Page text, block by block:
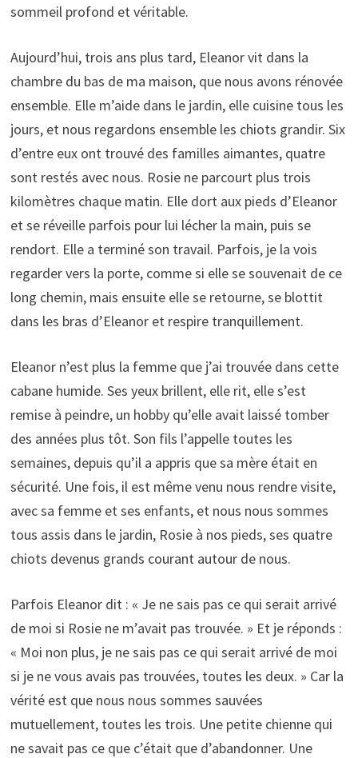
sommeil profond et véritable.
Aujourd’hui, trois ans plus tard, Eleanor vit dans la
chambre du bas de ma maison, que nous avons rénovée
ensemble. Elle m’aide dans le jardin, elle cuisine tous les
jours, et nous regardons ensemble les chiots grandir. Six
d’entre eux ont trouvé des familles aimantes, quatre
sont restés avec nous. Rosie ne parcourt plus trois
kilomètres chaque matin. Elle dort aux pieds d’Eleanor
et se réveille parfois pour lui lécher la main, puis se
rendort. Elle a terminé son travail. Parfois, je la vois
regarder vers la porte, comme si elle se souvenait de ce
long chemin, mais ensuite elle se retourne, se blottit
dans les bras d’Eleanor et respire tranquillement.
Eleanor n’est plus la femme que j’ai trouvée dans cette
cabane humide. Ses yeux brillent, elle rit, elle s’est
remise à peindre, un hobby qu’elle avait laissé tomber
des années plus tôt. Son fils l’appelle toutes les
semaines, depuis qu’il a appris que sa mère était en
sécurité. Une fois, il est même venu nous rendre visite,
avec sa femme et ses enfants, et nous nous sommes
tous assis dans le jardin, Rosie à nos pieds, ses quatre
chiots devenus grands courant autour de nous.
Parfois Eleanor dit : « Je ne sais pas ce qui serait arrivé
de moi si Rosie ne m’avait pas trouvée. » Et je réponds :
« Moi non plus, je ne sais pas ce qui serait arrivé de moi
si je ne vous avais pas trouvées, toutes les deux. » Car la
vérité est que nous nous sommes sauvées
mutuellement, toutes les trois. Une petite chienne qui
ne savait pas ce que c’était que d’abandonner. Une